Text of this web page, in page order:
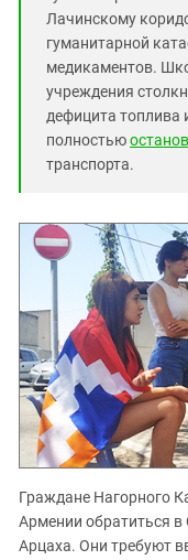
Лачинскому
гуманитарной
медикаментов.
учреждения
дефицита топлива
полностью
транспорта.
Граждане Нагорного
Армении обратиться
Арцаха. Они требуют